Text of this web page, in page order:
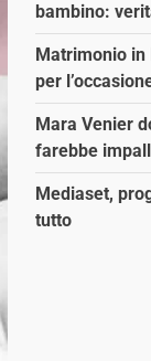
bambino:
Matrimonio
per
Mara Venier
farebbe
Mediaset,
tutto